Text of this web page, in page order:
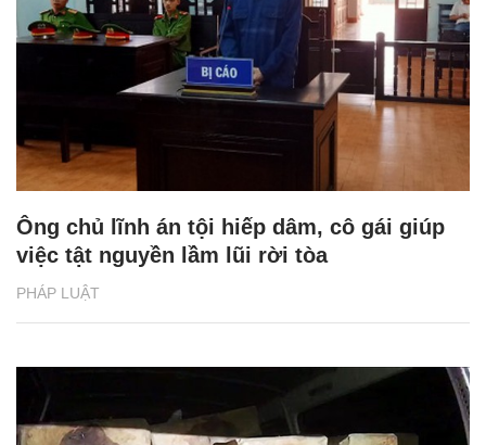
PHÁP LUẬT
Ông chủ lĩnh án tội hiếp dâm, cô gái giúp
việc tật nguyền lầm lũi rời tòa